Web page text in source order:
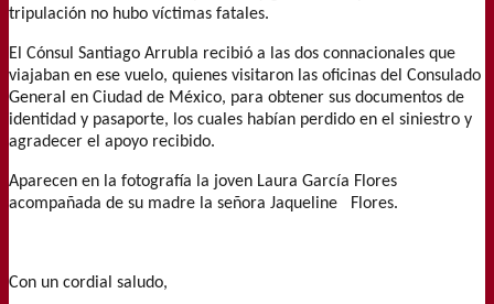
tripulación no hubo víctimas fatales.
El Cónsul Santiago Arrubla recibió a las dos connacionales que
viajaban en ese vuelo, quienes visitaron las oficinas del Consulado
General en Ciudad de México, para obtener sus documentos de
identidad y pasaporte, los cuales habían perdido en el siniestro y
agradecer el apoyo recibido.
Aparecen en la fotografía la joven Laura García Flores
acompañada de su madre la señora Jaqueline Flores.
Con un cordial saludo,